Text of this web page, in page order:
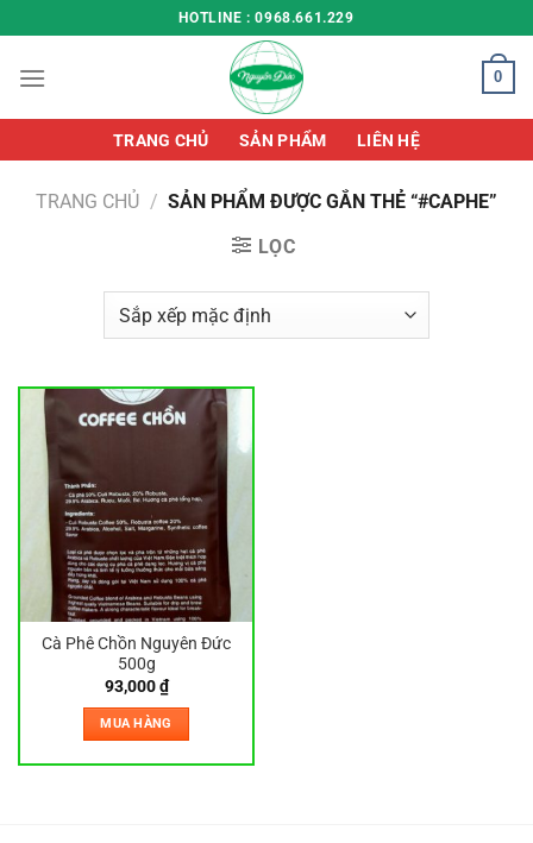
đến
nội
HOTLINE : 0968.661.229
0
TRANG CHỦ SẢN PHẨM LIÊN HỆ
TRANG CHỦ / SẢN PHẨM ĐƯỢC GẮN THẺ “#CAPHE”
LỌC
Cà Phê Chồn Nguyên Đức
500g
93,000₫
MUA HÀNG